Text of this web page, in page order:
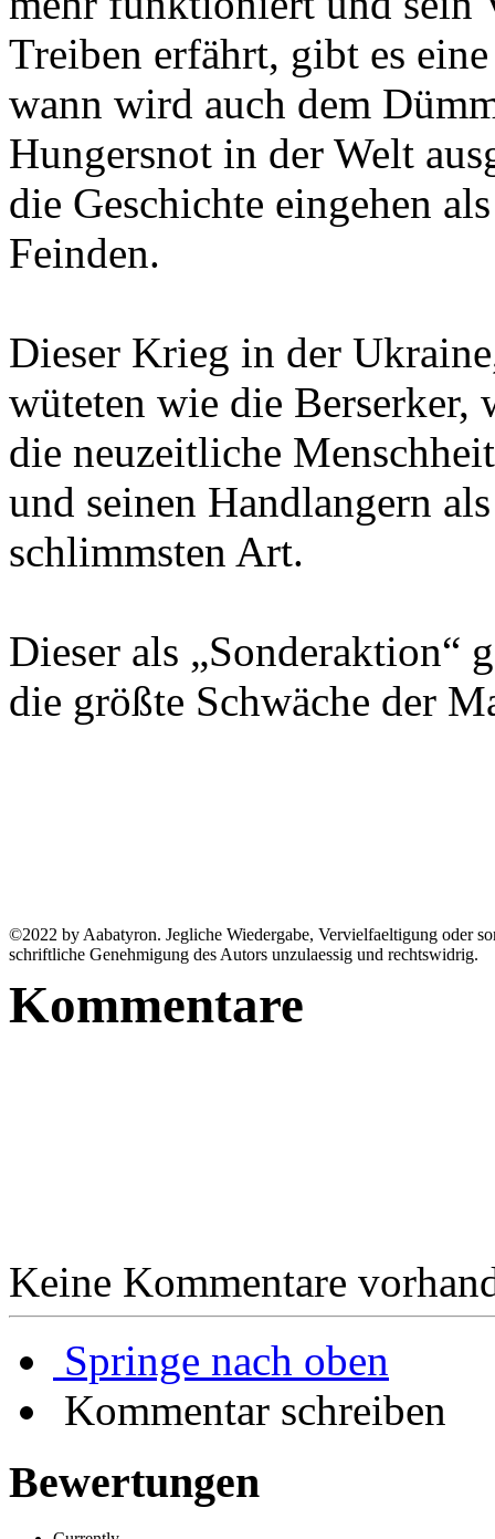
Treiben erfährt, gibt es
wann wird auch dem
Hungersnot in der Welt
die Geschichte eingehen
Feinden.
Dieser Krieg in der
wüteten wie die
die neuzeitliche
und seinen Handlangern
schlimmsten Art.
Dieser als „Sonderaktion“
die größte Schwäche der
©2022 by Aabatyron. Jegliche Wiedergabe, Vervielfaeltigung oder
schriftliche Genehmigung des Autors unzulaessig und rechtswidrig.
Kommentare
Keine Kommentare
Springe nach oben
Kommentar schreiben
Bewertungen